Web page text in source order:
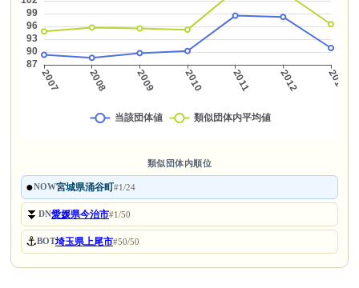
類似団体内順位
●NOW宮城県涌谷町#1/24
⏬DN愛媛県今治市#1/50
⚓BOT埼玉県上尾市#50/50